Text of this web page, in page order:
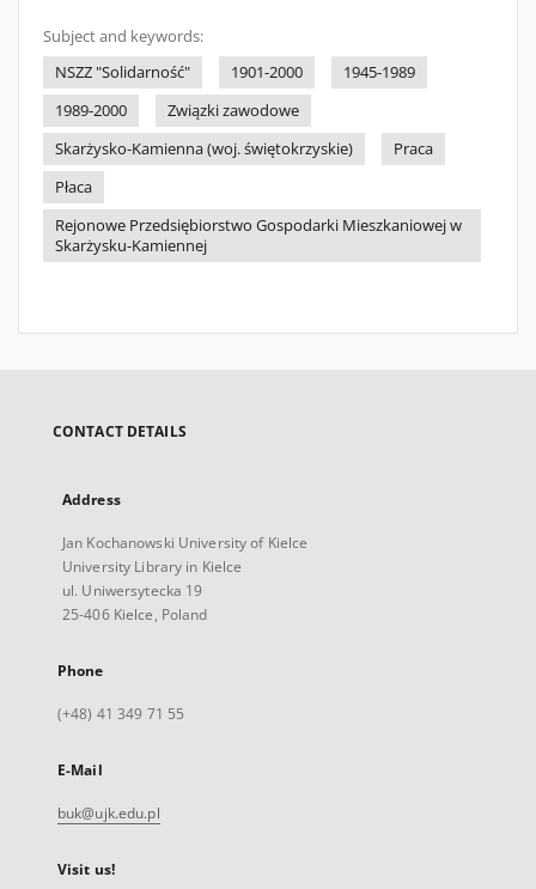
Subject and keywords:
NSZZ "Solidarność"
1901-2000
1945-1989
1989-2000
Związki zawodowe
Skarżysko-Kamienna (woj. świętokrzyskie)
Praca
Płaca
Rejonowe Przedsiębiorstwo Gospodarki Mieszkaniowej w
Skarżysku-Kamiennej
CONTACT DETAILS
Address
Jan Kochanowski University of Kielce
University Library in Kielce
ul. Uniwersytecka 19
25-406 Kielce, Poland
Phone
(+48) 41 349 71 55
E-Mail
buk@ujk.edu.pl
Visit us!